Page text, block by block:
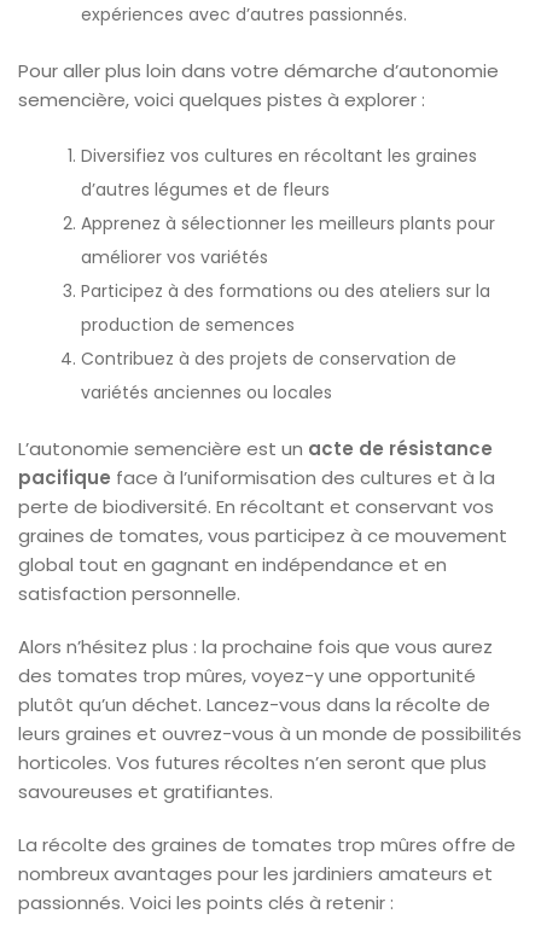
expériences avec d’autres passionnés.
Pour aller plus loin dans votre démarche d’autonomie
semencière, voici quelques pistes à explorer :
Diversifiez vos cultures en récoltant les graines
d’autres légumes et de fleurs
Apprenez à sélectionner les meilleurs plants pour
améliorer vos variétés
Participez à des formations ou des ateliers sur la
production de semences
Contribuez à des projets de conservation de
variétés anciennes ou locales
L’autonomie semencière est un acte de résistance
pacifique face à l’uniformisation des cultures et à la
perte de biodiversité. En récoltant et conservant vos
graines de tomates, vous participez à ce mouvement
global tout en gagnant en indépendance et en
satisfaction personnelle.
Alors n’hésitez plus : la prochaine fois que vous aurez
des tomates trop mûres, voyez-y une opportunité
plutôt qu’un déchet. Lancez-vous dans la récolte de
leurs graines et ouvrez-vous à un monde de possibilités
horticoles. Vos futures récoltes n’en seront que plus
savoureuses et gratifiantes.
La récolte des graines de tomates trop mûres offre de
nombreux avantages pour les jardiniers amateurs et
passionnés. Voici les points clés à retenir :